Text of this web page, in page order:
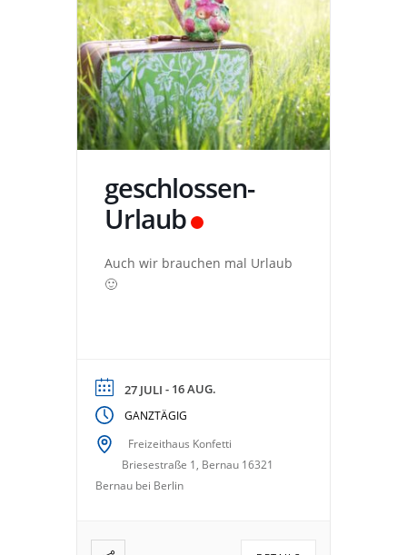
geschlossen-
Urlaub
Auch wir brauchen mal Urlaub
🙂
27 JULI - 16 AUG.
GANZTÄGIG
Freizeithaus Konfetti
Briesestraße 1, Bernau 16321
Bernau bei Berlin